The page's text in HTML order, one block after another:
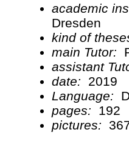
academic
Dresden
kind of
main Tutor:
assistant
date:
2019
Language:
pages:
192
pictures: